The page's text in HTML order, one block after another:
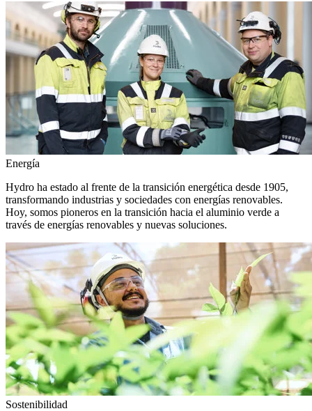
Energía
Hydro ha estado al frente de la transición energética desde 1905,
transformando industrias y sociedades con energías renovables.
Hoy, somos pioneros en la transición hacia el aluminio verde a
través de energías renovables y nuevas soluciones.
Sostenibilidad